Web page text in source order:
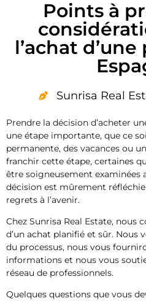
Points à
l’achat
Sunrisa Real
Prendre la décision d’acheter
une étape importante, que ce
permanente, des vacances ou
franchir cette étape, certaines
être soigneusement examinées
décision est mûrement réfléchie
regrets à l’avenir.
Chez Sunrisa Real Estate, nous
d’un achat planifié et sûr. Nous
du processus, nous vous
informations et nous vous
réseau de professionnels.
Quelques questions que vous